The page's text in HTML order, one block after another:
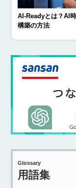
AI-Readyとは？AI
構築の方法
Glossary
用語集